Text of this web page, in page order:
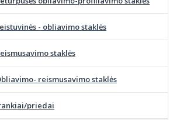
- obliavimo staklės
staklės
reismusavimo staklės
priedai